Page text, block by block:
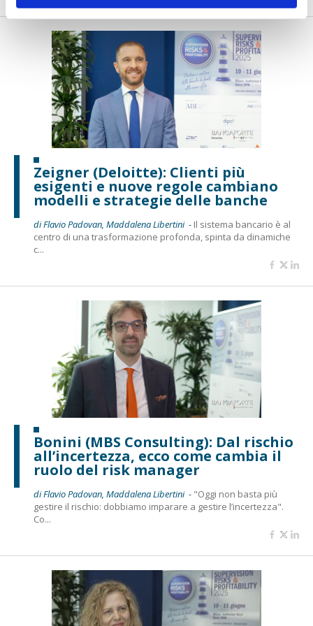
Zeigner (Deloitte): Clienti più
esigenti e nuove regole cambiano
modelli e strategie delle banche
di Flavio Padovan, Maddalena Libertini - Il sistema bancario è al
centro di una trasformazione profonda, spinta da dinamiche
c...
Bonini (MBS Consulting): Dal rischio
all’incertezza, ecco come cambia il
ruolo del risk manager
di Flavio Padovan, Maddalena Libertini - "Oggi non basta più
gestire il rischio: dobbiamo imparare a gestire l’incertezza".
Co...